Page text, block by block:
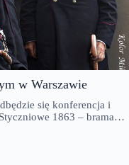
w Warszawie
się konferencja i
1863 – brama…